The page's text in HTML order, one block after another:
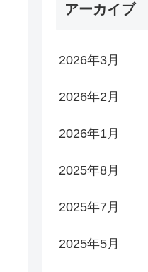
アーカイブ
2026年3月
2026年2月
2026年1月
2025年8月
2025年7月
2025年5月